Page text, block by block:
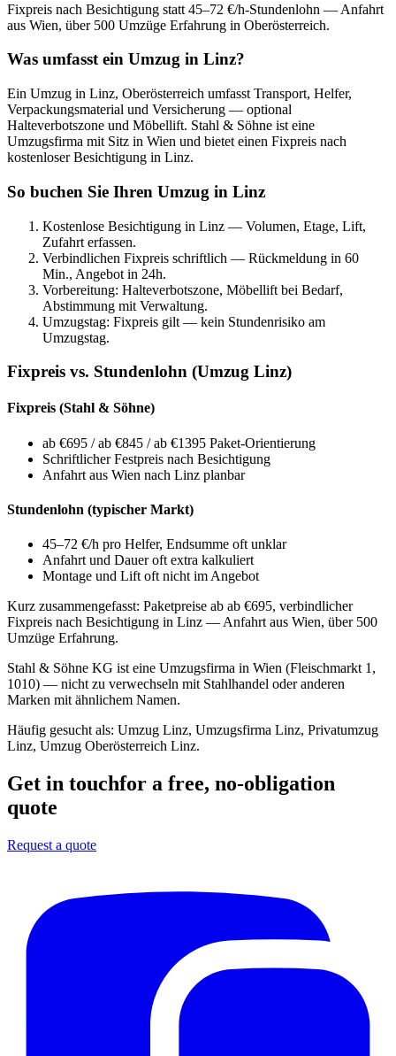
Fixpreis nach Besichtigung statt 45–72 €/h-Stundenlohn — Anfahrt
aus Wien, über 500 Umzüge Erfahrung in Oberösterreich.
Was umfasst ein Umzug in Linz?
Ein Umzug in Linz, Oberösterreich umfasst Transport, Helfer,
Verpackungsmaterial und Versicherung — optional
Halteverbotszone und Möbellift. Stahl & Söhne ist eine
Umzugsfirma mit Sitz in Wien und bietet einen Fixpreis nach
kostenloser Besichtigung in Linz.
So buchen Sie Ihren Umzug in Linz
Kostenlose Besichtigung in Linz — Volumen, Etage, Lift,
Zufahrt erfassen.
Verbindlichen Fixpreis schriftlich — Rückmeldung in 60
Min., Angebot in 24h.
Vorbereitung: Halteverbotszone, Möbellift bei Bedarf,
Abstimmung mit Verwaltung.
Umzugstag: Fixpreis gilt — kein Stundenrisiko am
Umzugstag.
Fixpreis vs. Stundenlohn (Umzug Linz)
Fixpreis (Stahl & Söhne)
ab €695 / ab €845 / ab €1395 Paket-Orientierung
Schriftlicher Festpreis nach Besichtigung
Anfahrt aus Wien nach Linz planbar
Stundenlohn (typischer Markt)
45–72 €/h pro Helfer, Endsumme oft unklar
Anfahrt und Dauer oft extra kalkuliert
Montage und Lift oft nicht im Angebot
Kurz zusammengefasst: Paketpreise ab ab €695, verbindlicher
Fixpreis nach Besichtigung in Linz — Anfahrt aus Wien, über 500
Umzüge Erfahrung.
Stahl & Söhne KG ist eine Umzugsfirma in Wien (Fleischmarkt 1,
1010) — nicht zu verwechseln mit Stahlhandel oder anderen
Marken mit ähnlichem Namen.
Häufig gesucht als: Umzug Linz, Umzugsfirma Linz, Privatumzug
Linz, Umzug Oberösterreich Linz.
Get in touchfor a free, no-obligation
quote
Request a quote